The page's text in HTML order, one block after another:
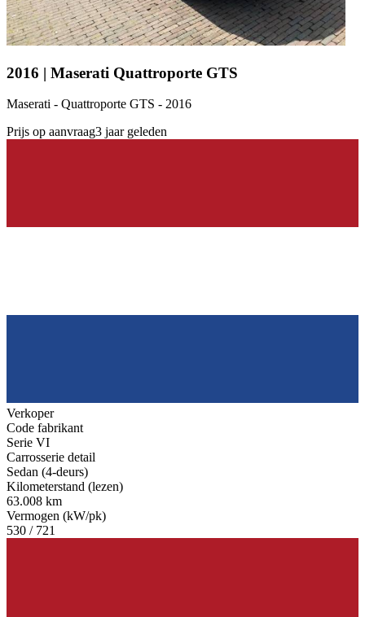
2016 | Maserati Quattroporte GTS
Maserati - Quattroporte GTS - 2016
Prijs op aanvraag3 jaar geleden
Verkoper
Code fabrikant
Serie VI
Carrosserie detail
Sedan (4-deurs)
Kilometerstand (lezen)
63.008 km
Vermogen (kW/pk)
530 / 721